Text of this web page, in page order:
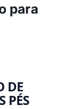
para
DE
PÉS